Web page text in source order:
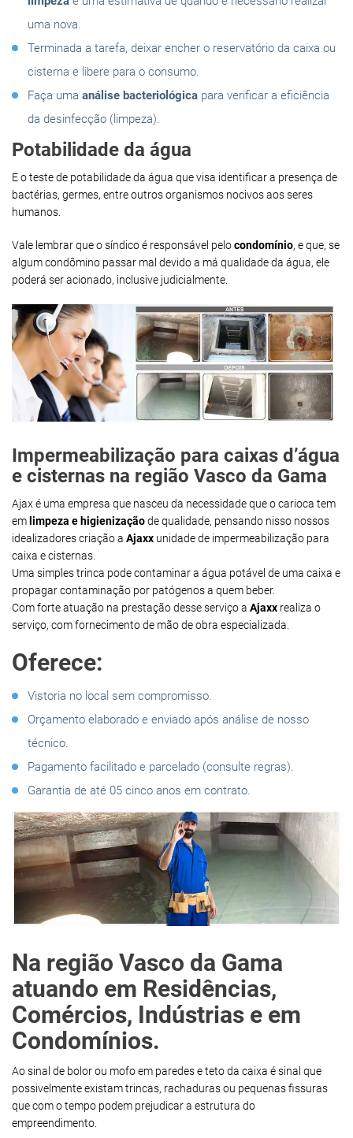
uma nova.
Terminada a tarefa, deixar encher o reservatório da caixa ou
cisterna e libere para o consumo.
Faça uma análise bacteriológica para verificar a eficiência
da desinfecção (limpeza).
Potabilidade da água
E o teste de potabilidade da água que visa identificar a presença de
bactérias, germes, entre outros organismos nocivos aos seres
humanos.
Vale lembrar que o síndico é responsável pelocondomínio, e que, se
algum condômino passar mal devido a má qualidade da água, ele
poderá ser acionado, inclusive judicialmente.
Impermeabilização para caixas d’água
e cisternas na região Vasco da Gama
Ajax é uma empresa que nasceu da necessidade que o carioca tem
em limpeza e higienizaçãode qualidade, pensando nisso nossos
idealizadores criação a Ajaxx unidade de impermeabilização para
caixa e cisternas.
Uma simples trinca pode contaminar a água potável de uma caixa e
propagar contaminação por patógenos a quem beber.
Com forte atuação na prestação desse serviço a Ajaxx realiza o
serviço, com fornecimento de mão de obra especializada.
Oferece:
Vistoria no local sem compromisso.
Orçamento elaborado e enviado após análise de nosso
técnico.
Pagamento facilitado e parcelado (consulte regras).
Garantia de até 05 cinco anos em contrato.
Na região Vasco da Gama
atuando em Residências,
Comércios, Indústrias e em
Condomínios.
Ao sinal de bolor ou mofo em paredes e teto da caixa é sinal que
possivelmente existam trincas, rachaduras ou pequenas fissuras
que com o tempo podem prejudicar a estrutura do
empreendimento.